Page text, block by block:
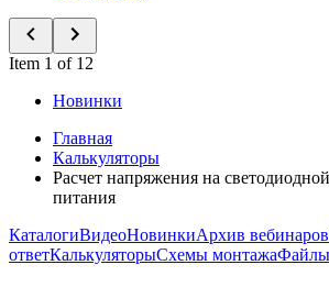
Item 1 of 12
Новинки
Главная
Калькуляторы
Расчет напряжения на
питания
КаталогиВидеоНовинкиАрхив вебинаров
ответКалькуляторыСхемы монтажа